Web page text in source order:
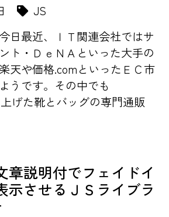
JS
日最近、ＩＴ関連会社ではサ
ト・ＤｅＮＡといった大手の
天や価格.comといったＥＣ市
うです。その中でも
げた靴とバッグの専門通販
章説明付でフェイドイ
示させるＪＳライブラ